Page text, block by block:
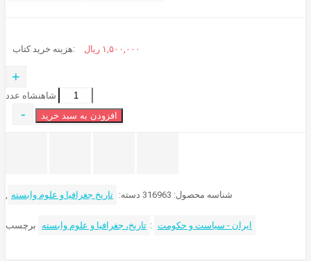
هزینه خرید کتاب: ۱,۵۰۰,۰۰۰ ریال
+
شاهنشاه عدد
- افزودن به سبد خرید
شناسه محصول: 316963 دسته: تاریخ جغرافیا و علوم وابسته
تاریخ، جغرافیا و علوم وابسته برچسب: ایران - سیاست و حکومت